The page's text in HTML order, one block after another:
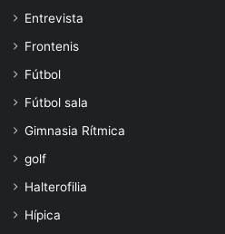
Entrevista
Frontenis
Fútbol
Fútbol sala
Gimnasia Rítmica
golf
Halterofilia
Hípica